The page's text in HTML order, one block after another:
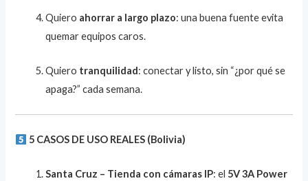
Quiero ahorrar a largo plazo: una buena fuente evita
quemar equipos caros.
Quiero tranquilidad: conectar y listo, sin “¿por qué se
apaga?” cada semana.
5 CASOS DE USO REALES (Bolivia)
Santa Cruz – Tienda con cámaras IP: el 5V 3A Power